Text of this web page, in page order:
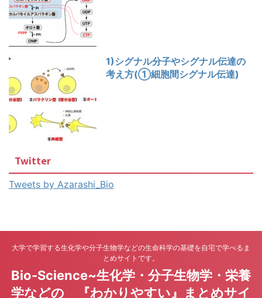
1)シグナル分子やシグナル伝達の
考え方(①細胞間シグナル伝達)
Twitter
Tweets by Azarashi_Bio
大学で学習する生化学や分子生物学などの生命科学の基礎を自宅で学べるま
とめサイトです。
Bio-Science~生化学・分子生物学・栄養
学などの 『わかりやすい』まとめサイ